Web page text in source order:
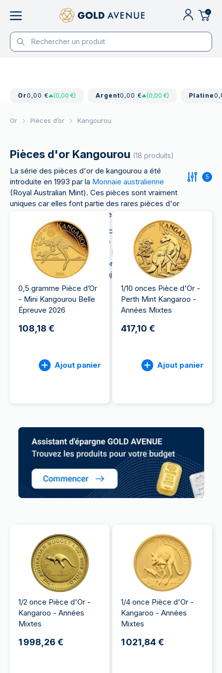
0
Or0,00 € (0,00 €) Argent0,00 € (0,00 €) Platine
Or Pièces d’or Kangourou
Pièces d'or Kangourou (18 produits)
La série des pièces d'or de kangourou a été
introduite en 1993 par la Monnaie australienne
(Royal Australian Mint). Ces pièces sont vraiment
uniques car elles font partie des rares pièces d'or
dont le dessin change chaque année.
La pièce en or représente le célèbre kangourou
rouge australien sautant entre les feuilles et les
plantes typiques de la région. La pièce représente
également l'étoile du Commonwealth et le revers
de la pièce représente Sa Majesté la Reine
Elizabeth II.
5
0,5 gramme Pièce d’Or
- Mini Kangourou Belle
Épreuve 2026
108,18 €
Ajout panier
1/10 onces Pièce d'Or -
Perth Mint Kangaroo -
Années Mixtes
417,10 €
Ajout panier
1/2 once Pièce d'Or -
Kangaroo - Années
Mixtes
1 998,26 €
1/4 once Pièce d'Or -
Kangaroo - Années
Mixtes
1 021,84 €